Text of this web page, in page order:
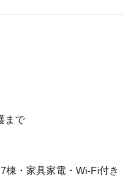
まで
・家具家電・Wi-Fi付き